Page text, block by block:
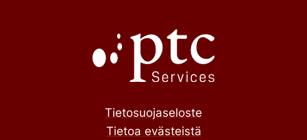
Tietosuojaseloste
Tietoa evästeistä